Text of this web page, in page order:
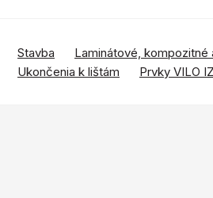
Stavba Laminátové, kompozitné
Ukončenia k lištám
Prvky VILO